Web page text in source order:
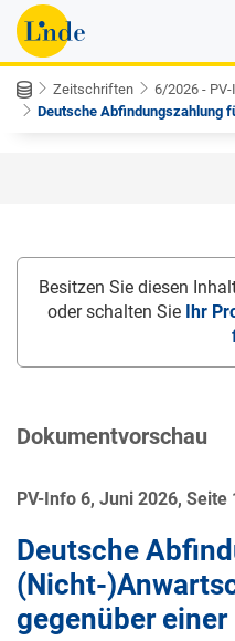
Zeitschriften
6/2026 -
Deutsche Abfindungszahlung
Besitzen Sie diesen
oder schalten Sie Ihr
Dokumentvorschau
PV-Info 6, Juni 2026, Seite
Deutsche
(Nicht-
gegenüber einer